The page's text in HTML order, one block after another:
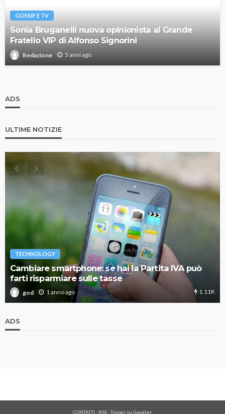
GOSSIP E TV
Sonia Bruganelli nuova opinionista al Grande
Fratello VIP di Alfonso Signorini
Redazione 5 anni ago
ADS
ULTIME NOTIZIE
TECHNOLOGY
Cambiare smartphone: se hai la Partita IVA può
farti risparmiare sulle tasse
god 1 anno ago 1.11K
ADS
CONTATTI - RSS-Trovaci su Google+